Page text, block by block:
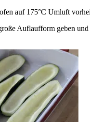
auf 175°C Umluft
Auflaufform geben